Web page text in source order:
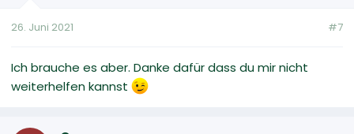
26. Juni 2021 #7
Ich brauche es aber. Danke dafür dass du mir nicht
weiterhelfen kannst